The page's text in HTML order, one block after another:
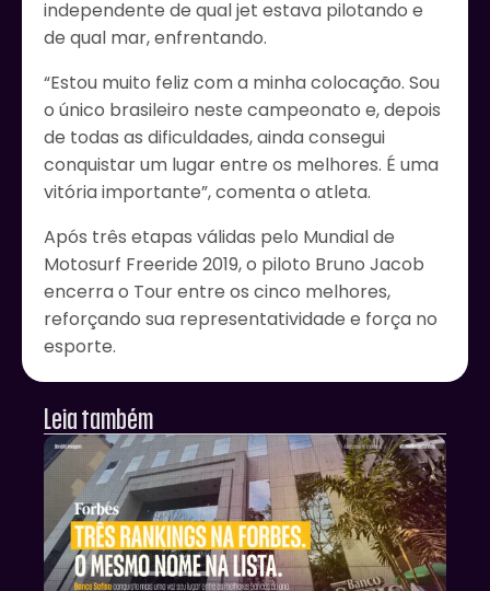
independente de qual jet estava pilotando e
de qual mar, enfrentando.
“Estou muito feliz com a minha colocação. Sou
o único brasileiro neste campeonato e, depois
de todas as dificuldades, ainda consegui
conquistar um lugar entre os melhores. É uma
vitória importante”, comenta o atleta.
Após três etapas válidas pelo Mundial de
Motosurf Freeride 2019, o piloto Bruno Jacob
encerra o Tour entre os cinco melhores,
reforçando sua representatividade e força no
esporte.
Leia também